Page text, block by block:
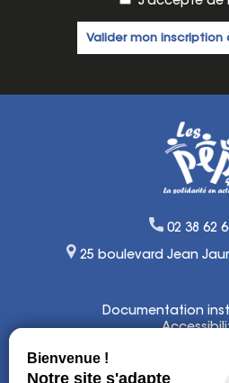
02 38 62
25 boulevard Jean
Documentation
Politique de